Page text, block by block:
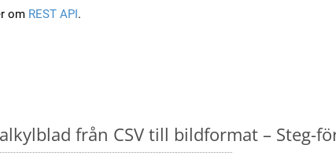
om REST API.
från CSV till bildformat – Steg-